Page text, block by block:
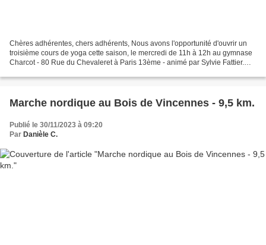
Chères adhérentes, chers adhérents, Nous avons l'opportunité d'ouvrir un
troisième cours de yoga cette saison, le mercredi de 11h à 12h au gymnase
Charcot - 80 Rue du Chevaleret à Paris 13ème - animé par Sylvie Fattier.
Marche nordique au Bois de Vincennes - 9,5 km.
Publié le 30/11/2023 à 09:20
Par Danièle C.